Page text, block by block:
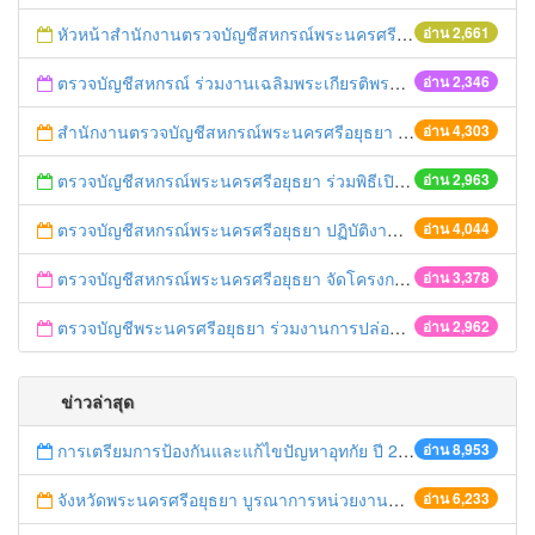
อ่าน 2,661
หัวหน้าสำนักงานตรวจบัญชีสหกรณ์พระนครศรีอยุธยา เป็นประธานในพิธีเปิดโครงการอบรม หลักสูตร ผู้จัดการสหกรณ์/คณะกรรมการดำเนินการสหกรณ์และกลุ่มเกษตรกร ในพื้นที่สำนักงานตรวจบัญชีสหกรณ์ที่ ๑
อ่าน 2,346
ตรวจบัญชีสหกรณ์ ร่วมงานเฉลิมพระเกียรติพระบาทสมเด็จพระเจ้าอยู่หัว 5 ธันวาคม 2558
อ่าน 4,303
สำนักงานตรวจบัญชีสหกรณ์พระนครศรีอยุธยา ร่วมกับ สำนักงานตรวจบัญชีสหกรณ์ที่ ๑ ถวายสัตย์ฯ เป็นข้าราชการที่ดี
อ่าน 2,963
ตรวจบัญชีสหกรณ์พระนครศรีอยุธยา ร่วมพิธีเปิดโครงการประชุมสัมมนาสหกรณ์ภาคเอกชน (๒ ธ.ค.๕๘)
อ่าน 4,044
ตรวจบัญชีสหกรณ์พระนครศรีอยุธยา ปฏิบัติงานลงพื้นที่ตามมาตรการแก้ไขปัญหาวิกฤตภัยแล้งในพื้นที่ลุ่มเจ้าพระยา ปี 2558/2559
อ่าน 3,378
ตรวจบัญชีสหกรณ์พระนครศรีอยุธยา จัดโครงการประชุมอาสาสมัครเกษตรด้านบัญชี (ครูบัญชี) ระดับจังหวัด ประจำปี 2558 เรื่อง "ซักซ้อมแนวทางการปฏิบัติงานเพื่อเตรียมความพร้อมครูบัญชีในการสอนแนะการจัดทำ บัญชีให้กับเกษตรกรในโครงการส่งเสริมการเกษตรแบบแปลงใหญ่" (๒๘ ก.ย.๕๘)
อ่าน 2,962
ตรวจบัญชีพระนครศรีอยุธยา ร่วมงานการปล่อยพันธุ์สัตว์น้ำ เนื่องในวันเฉลิมพระชนมพรรษา สมเด็จพระนางเจ้าสิริกิติ์
ข่าวล่าสุด
อ่าน 8,953
การเตรียมการป้องกันและแก้ไขปัญหาอุทกัย ปี 2561
อ่าน 6,233
จังหวัดพระนครศรีอยุธยา บูรณาการหน่วยงานที่เกี่ยวข้อง ลงพื้นที่จัดระเบียบและดำเนินมาตรการตามบทลงโทษสูงสุดกับผู้ประกอบการร้านค้าที่ยังฝ่าฝืนตั้งร้านค้ารุกล้ำเขตพื้นที่ทางหลวง เตรียมความปลอดภัยก่อนเทศกาลสงกรานต์